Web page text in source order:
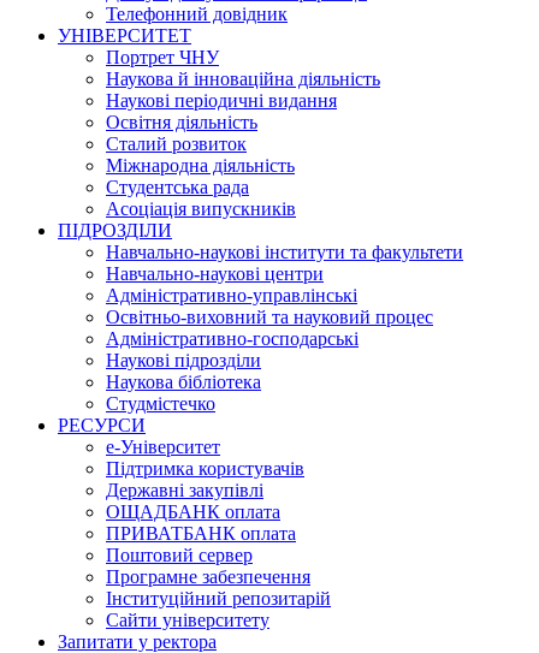
Телефонний довідник
УНІВЕРСИТЕТ
Портрет ЧНУ
Наукова й інноваційна діяльність
Наукові періодичні видання
Освітня діяльність
Сталий розвиток
Міжнародна діяльність
Студентська рада
Асоціація випускників
ПІДРОЗДІЛИ
Навчально-наукові інститути та факультети
Навчально-наукові центри
Адміністративно-управлінські
Освітньо-виховний та науковий процес
Адміністративно-господарські
Наукові підрозділи
Наукова бібліотека
Студмістечко
РЕСУРСИ
е-Університет
Підтримка користувачів
Державні закупівлі
ОЩАДБАНК оплата
ПРИВАТБАНК оплата
Поштовий сервер
Програмне забезпечення
Інституційний репозитарій
Сайти університету
Запитати у ректора